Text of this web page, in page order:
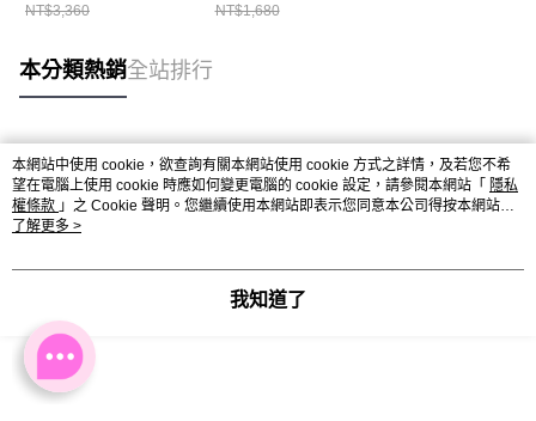
味)x2
NT$3,360 NT$1,680
本分類熱銷全站排行
熱門標籤
本網站中使用 cookie，欲查詢有關本網站使用 cookie 方式之詳情，及若您不希
望在電腦上使用 cookie 時應如何變更電腦的 cookie 設定，請參閱本網站「 隱私
權條款 」之 Cookie 聲明。您繼續使用本網站即表示您同意本公司得按本網站使
用條款之 Cookie 聲明使用 cookie。
了解更多 >
我知道了